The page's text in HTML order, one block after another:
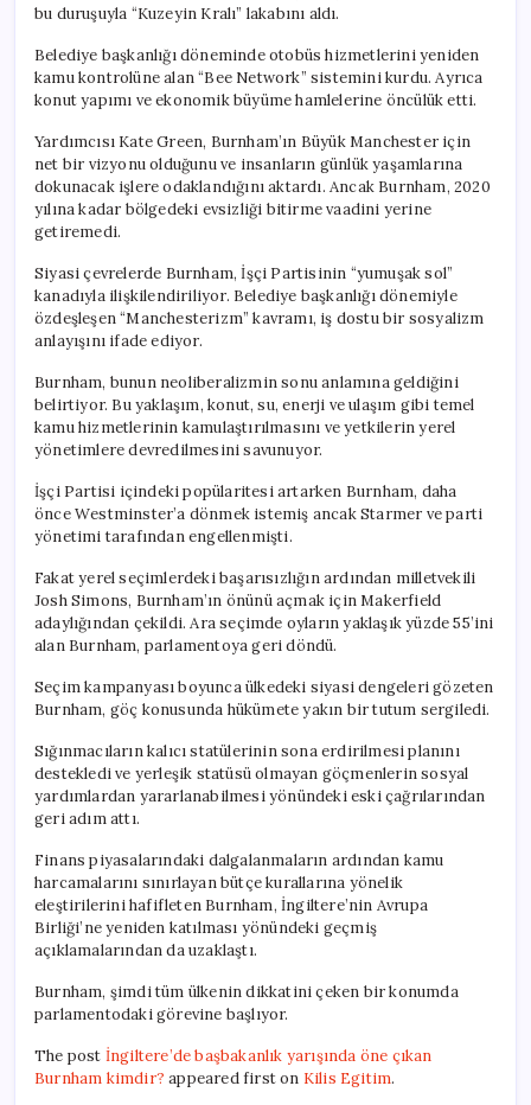
bu duruşuyla “Kuzeyin Kralı” lakabını aldı.
Belediye başkanlığı döneminde otobüs hizmetlerini yeniden
kamu kontrolüne alan “Bee Network” sistemini kurdu. Ayrıca
konut yapımı ve ekonomik büyüme hamlelerine öncülük etti.
Yardımcısı Kate Green, Burnham’ın Büyük Manchester için
net bir vizyonu olduğunu ve insanların günlük yaşamlarına
dokunacak işlere odaklandığını aktardı. Ancak Burnham, 2020
yılına kadar bölgedeki evsizliği bitirme vaadini yerine
getiremedi.
Siyasi çevrelerde Burnham, İşçi Partisinin “yumuşak sol”
kanadıyla ilişkilendiriliyor. Belediye başkanlığı dönemiyle
özdeşleşen “Manchesterizm” kavramı, iş dostu bir sosyalizm
anlayışını ifade ediyor.
Burnham, bunun neoliberalizmin sonu anlamına geldiğini
belirtiyor. Bu yaklaşım, konut, su, enerji ve ulaşım gibi temel
kamu hizmetlerinin kamulaştırılmasını ve yetkilerin yerel
yönetimlere devredilmesini savunuyor.
İşçi Partisi içindeki popülaritesi artarken Burnham, daha
önce Westminster’a dönmek istemiş ancak Starmer ve parti
yönetimi tarafından engellenmişti.
Fakat yerel seçimlerdeki başarısızlığın ardından milletvekili
Josh Simons, Burnham’ın önünü açmak için Makerfield
adaylığından çekildi. Ara seçimde oyların yaklaşık yüzde 55’ini
alan Burnham, parlamentoya geri döndü.
Seçim kampanyası boyunca ülkedeki siyasi dengeleri gözeten
Burnham, göç konusunda hükümete yakın bir tutum sergiledi.
Sığınmacıların kalıcı statülerinin sona erdirilmesi planını
destekledi ve yerleşik statüsü olmayan göçmenlerin sosyal
yardımlardan yararlanabilmesi yönündeki eski çağrılarından
geri adım attı.
Finans piyasalarındaki dalgalanmaların ardından kamu
harcamalarını sınırlayan bütçe kurallarına yönelik
eleştirilerini hafifleten Burnham, İngiltere’nin Avrupa
Birliği’ne yeniden katılması yönündeki geçmiş
açıklamalarından da uzaklaştı.
Burnham, şimdi tüm ülkenin dikkatini çeken bir konumda
parlamentodaki görevine başlıyor.
The post İngiltere’de başbakanlık yarışında öne çıkan
Burnham kimdir? appeared first on Kilis Egitim.